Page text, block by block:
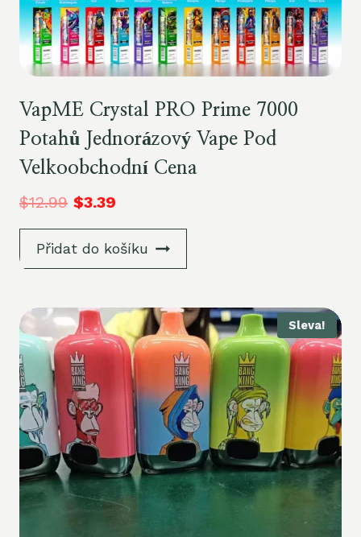
VapME Crystal PRO Prime 7000
Potahů Jednorázový Vape Pod
Velkoobchodní Cena
$12.99 $3.39
Přidat do košíku
Sleva!